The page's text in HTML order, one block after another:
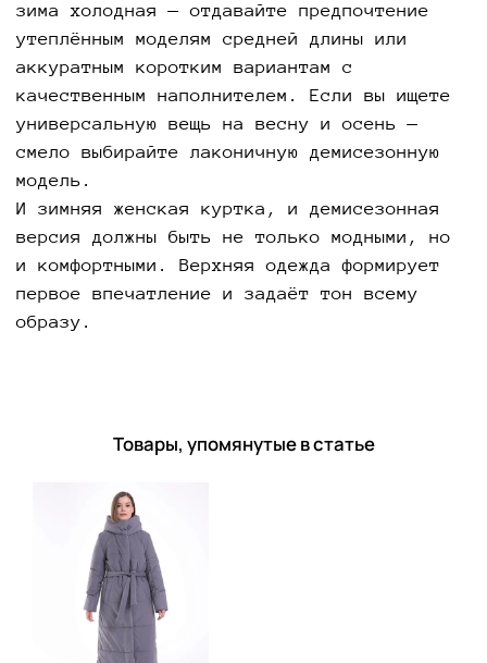
зима холодная — отдавайте предпочтение
утеплённым моделям средней длины или
аккуратным коротким вариантам с
качественным наполнителем. Если вы ищете
универсальную вещь на весну и осень —
смело выбирайте лаконичную демисезонную
модель.
И зимняя женская куртка, и демисезонная
версия должны быть не только модными, но
и комфортными. Верхняя одежда формирует
первое впечатление и задаёт тон всему
образу.
Товары, упомянутые в статье